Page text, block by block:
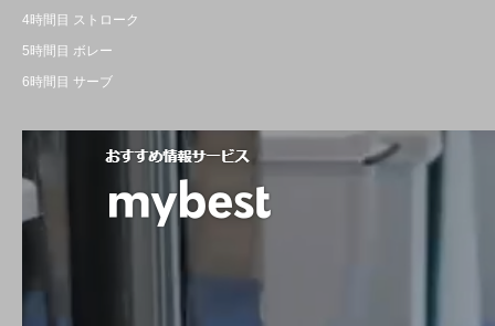
4時間目 ストローク
5時間目 ボレー
6時間目 サーブ